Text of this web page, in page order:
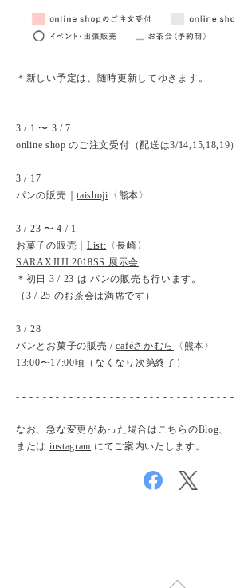
＊新しい予定は、随時更新してゆきます。
- - - - - - - - - - - - - - - - - - - - - - - - - - - - - - - - -
3 / 1 〜 3 / 7
online shop のご注文受付（配送は3/14,15,18,19）
3 / 17
パンの販売｜taishoji 〈熊本〉
3 / 23 〜 4 / 1
お菓子の販売｜ List: 〈長崎〉
SARAXJIJI 2018SS 展示会
＊初日 3 / 23 は パンの販売も行います。
（3 / 25 のお茶会は満席です）
3 / 28
パンとお菓子の販売 /caféさかむら
〈熊本〉
13:00〜17:00頃（なくなり次第終了）
- - - - - - - - - - - - - - - - - - - - - - - - - - - - - - - - -
なお、急な変更があった場合はこちらのBlog、
または instagram にてご案内いたします。